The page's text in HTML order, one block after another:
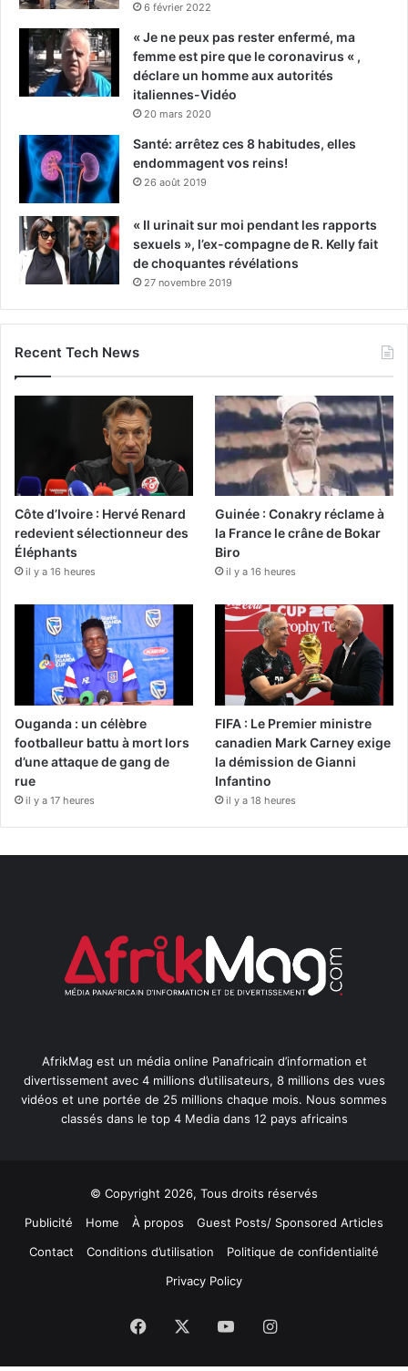
6 février 2022
« Je ne peux pas rester enfermé, ma
femme est pire que le coronavirus « ,
déclare un homme aux autorités
italiennes-Vidéo
20 mars 2020
Santé: arrêtez ces 8 habitudes, elles
endommagent vos reins!
26 août 2019
« Il urinait sur moi pendant les rapports
sexuels », l’ex-compagne de R. Kelly fait
de choquantes révélations
27 novembre 2019
Recent Tech News
Côte d’Ivoire : Hervé Renard
redevient sélectionneur des
Éléphants
il y a 16 heures
Guinée : Conakry réclame à
la France le crâne de Bokar
Biro
il y a 16 heures
Ouganda : un célèbre
footballeur battu à mort lors
d’une attaque de gang de
rue
il y a 17 heures
FIFA : Le Premier ministre
canadien Mark Carney exige
la démission de Gianni
Infantino
il y a 18 heures
AfrikMag est un média online Panafricain d’information et
divertissement avec 4 millions d’utilisateurs, 8 millions des vues
vidéos et une portée de 25 millions chaque mois. Nous sommes
classés dans le top 4 Media dans 12 pays africains
© Copyright 2026, Tous droits réservés
Publicité
Home À propos
Guest Posts/ Sponsored Articles
Contact
Conditions d’utilisation
Politique de confidentialité
Privacy Policy
Facebook YouTubeInstagram